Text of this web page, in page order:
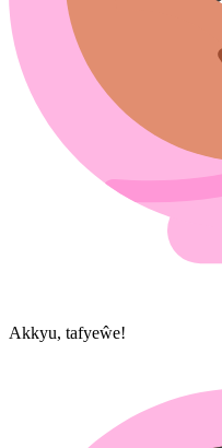
Akkyu, ta​fyeŵe!